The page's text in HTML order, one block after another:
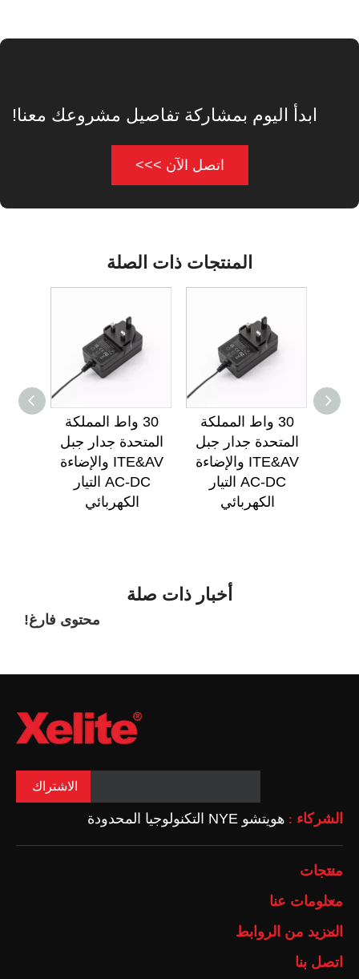
ابدأ اليوم بمشاركة تفاصيل مشروعك معنا!
اتصل الآن >>>
المنتجات ذات الصلة
30 واط المملكة
المتحدة جدار جبل
ITE&AV والإضاءة
AC-DC التيار
الكهربائي
30 واط المملكة
المتحدة جدار جبل
ITE&AV والإضاءة
AC-DC التيار
الكهربائي
أخبار ذات صلة
محتوى فارغ!
الاشتراك
الشركاء : هويتشو NYE التكنولوجيا المحدودة
منتجات
معلومات عنا
المزيد من الروابط
اتصل بنا